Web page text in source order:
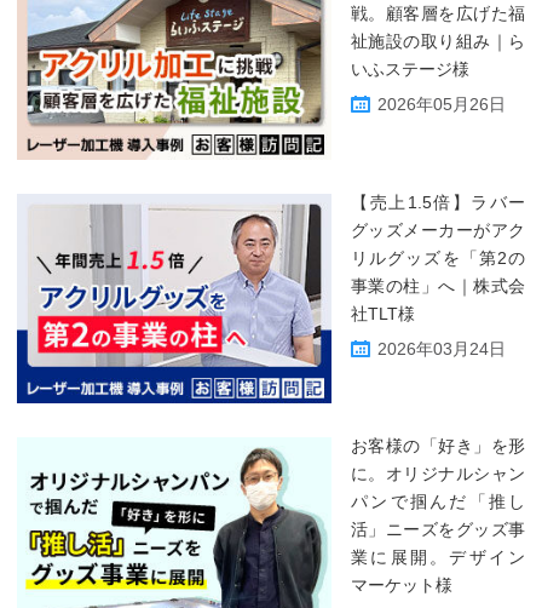
戦。顧客層を広げた福
祉施設の取り組み｜ら
いふステージ様
2026年05月26日
【売上1.5倍】ラバー
グッズメーカーがアク
リルグッズを「第2の
事業の柱」へ｜株式会
社TLT様
2026年03月24日
お客様の「好き」を形
に。オリジナルシャン
パンで掴んだ「推し
活」ニーズをグッズ事
業に展開。デザイン
マーケット様